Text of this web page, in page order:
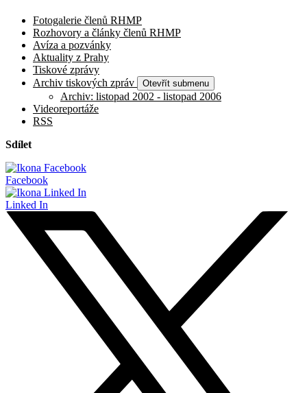
Fotogalerie členů RHMP
Rozhovory a články členů RHMP
Avíza a pozvánky
Aktuality z Prahy
Tiskové zprávy
Archiv tiskových zpráv
Otevřít submenu
Archiv: listopad 2002 - listopad 2006
Videoreportáže
RSS
Sdílet
Facebook
Linked In